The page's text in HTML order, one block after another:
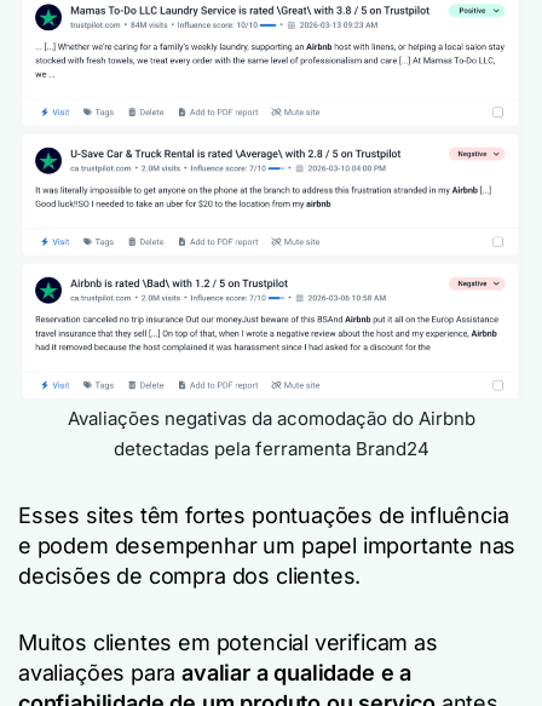
Avaliações negativas da acomodação do Airbnb
detectadas pela ferramenta Brand24
Esses sites têm fortes pontuações de influência
e podem desempenhar um papel importante nas
decisões de compra dos clientes.
Muitos clientes em potencial verificam as
avaliações paraavaliar a qualidade e a